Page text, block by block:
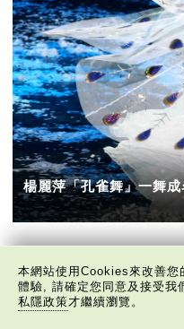
楊麗萍「孔雀舞」一舞
本網站使用Cookies來改善您
體驗, 請確定您同意及接受我
私隱政策才繼續瀏覽。